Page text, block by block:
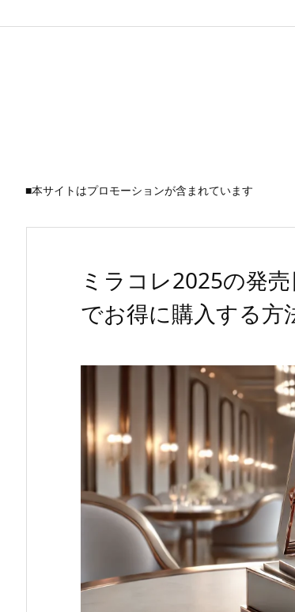
■本サイトはプロモーションが含まれています
ミラコレ2025の発
でお得に購入する方